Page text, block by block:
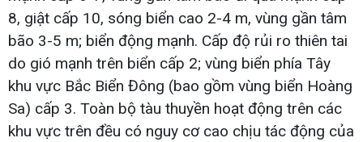
8, giật cấp 10, sóng biển cao 2-4 m, vùng gần tâm
bão 3-5 m; biển động mạnh. Cấp độ rủi ro thiên tai
do gió mạnh trên biển cấp 2; vùng biển phía Tây
khu vực Bắc Biển Đông (bao gồm vùng biển Hoàng
Sa) cấp 3. Toàn bộ tàu thuyền hoạt động trên các
khu vực trên đều có nguy cơ cao chịu tác động của